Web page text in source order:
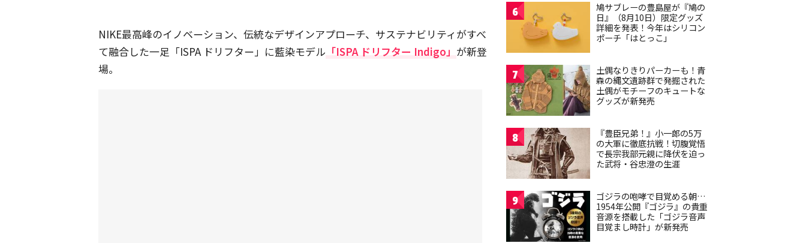
NIKE最高峰のイノベーション、伝統なデザインアプローチ、サステナビリティがすべ
て融合した一足「ISPA ドリフター」に藍染モデル 「ISPA ドリフター Indigo」 が新登
場。
6
鳩サブレーの豊島屋が『鳩の
日』（8月10日）限定グッズ
詳細を発表！今年はシリコン
ポーチ「はとっこ」
7
土偶なりきりパーカーも！青
森の縄文遺跡群で発掘された
土偶がモチーフのキュートな
グッズが新発売
8
『豊臣兄弟！』小一郎の5万
の大軍に徹底抗戦！切腹覚悟
で長宗我部元親に降伏を迫っ
た武将・谷忠澄の生涯
9
ゴジラの咆哮で目覚める朝…
1954年公開『ゴジラ』の貴重
音源を搭載した「ゴジラ音声
目覚まし時計」が新発売